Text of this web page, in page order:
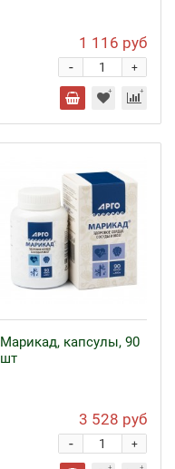
1 116 руб
+
-
Марикад, капсулы, 90
шт
3 528 руб
+
-